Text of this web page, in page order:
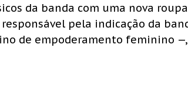
da banda com uma nova
pela indicação da
de empoderamento feminino